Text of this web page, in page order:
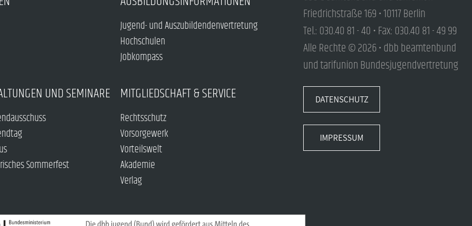
Jugend- und Auszubildendenvertretung
Hochschulen
Jobkompass
UND SEMINARE
Sommerfest
MITGLIEDSCHAFT & SERVICE
Rechtsschutz
Vorsorgewerk
Vorteilswelt
Akademie
Verlag
Friedrichstraße 169 • 10117 Berlin
Tel.: 030.40 81 - 40 • Fax: 030.40 81 - 49 99
Alle Rechte © 2026 • dbb beamtenbund
und tarifunion Bundesjugendvertretung
DATENSCHUTZ
IMPRESSUM